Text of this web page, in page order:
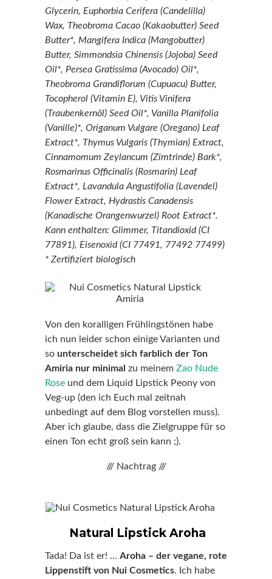
Glycerin, Euphorbia Cerifera (Candelilla)
Wax, Theobroma Cacao (Kakaobutter) Seed
Butter*, Mangifera Indica (Mangobutter)
Butter, Simmondsia Chinensis (Jojoba) Seed
Oil*, Persea Gratissima (Avocado) Oil*,
Theobroma Grandiflorum (Cupuacu) Butter,
Tocopherol (Vitamin E), Vitis Vinifera
(Traubenkernöl) Seed Oil*, Vanilla Planifolia
(Vanille)*, Origanum Vulgare (Oregano) Leaf
Extract*, Thymus Vulgaris (Thymian) Extract,
Cinnamomum Zeylancum (Zimtrinde) Bark*,
Rosmarinus Officinalis (Rosmarin) Leaf
Extract*, Lavandula Angustifolia (Lavendel)
Flower Extract, Hydrastis Canadensis
(Kanadische Orangenwurzel) Root Extract*.
Kann enthalten: Glimmer, Titandioxid (CI
77891), Eisenoxid (CI 77491, 77492 77499)
* Zertifiziert biologisch
Von den koralligen Frühlingstönen habe
ich nun leider schon einige Varianten und
so unterscheidet sich farblich der Ton
Amiria nur minimal zu meinem Zao Nude
Rose und dem Liquid Lipstick Peony von
Veg-up (den ich Euch mal zeitnah
unbedingt auf dem Blog vorstellen muss).
Aber ich glaube, dass die Zielgruppe für so
einen Ton echt groß sein kann ;).
/// Nachtrag ///
Natural Lipstick Aroha
Tada! Da ist er! … Aroha – der vegane, rote
Lippenstift von Nui Cosmetics. Ich habe